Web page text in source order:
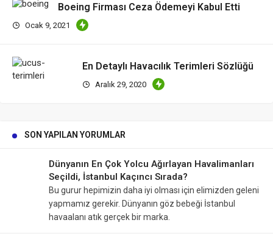
Boeing Firması Ceza Ödemeyi Kabul Etti
Ocak 9, 2021
En Detaylı Havacılık Terimleri Sözlüğü
Aralık 29, 2020
SON YAPILAN YORUMLAR
Dünyanın En Çok Yolcu Ağırlayan Havalimanları
Seçildi, İstanbul Kaçıncı Sırada?
Bu gurur hepimizin daha iyi olması için elimizden geleni
yapmamız gerekir. Dünyanın göz bebeği İstanbul
havaalanı atık gerçek bir marka.